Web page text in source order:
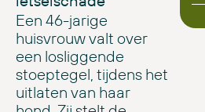
Een 46-jarige
huisvrouw valt over
een losliggende
stoeptegel, tijdens het
uitlaten van haar